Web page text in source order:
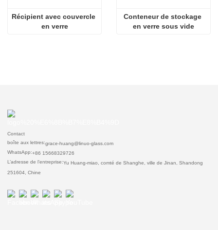
Récipient avec couvercle
en verre
Conteneur de stockage
en verre sous vide
Contact
boîte aux lettres:grace-huang@linuo-glass.com
WhatsApp:+86 15668329726
L’adresse de l’entreprise:Yu Huang-miao, comté de Shanghe, ville de Jinan, Shandong
251604, Chine